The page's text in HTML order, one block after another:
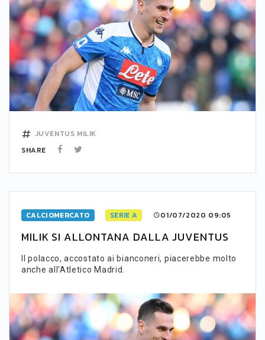
JUVENTUS MILIK
SHARE
CALCIOMERCATO SERIE A 01/07/2020 09:05
MILIK SI ALLONTANA DALLA JUVENTUS
Il polacco, accostato ai bianconeri, piacerebbe molto
anche all'Atletico Madrid.